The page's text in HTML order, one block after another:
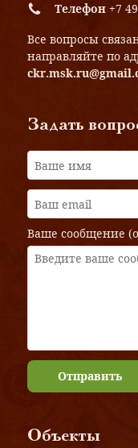
Телефон +7
Все вопросы
направляйте по
Задать
Ваше сообщение
Отправить
Объекты